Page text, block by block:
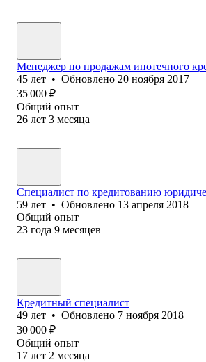
Менеджер по продажам ипотечного
45 лет • Обновлено 20 ноября 2017
35 000 ₽
Общий опыт
26 лет 3 месяца
Специалист по кредитованию
59 лет • Обновлено 13 апреля 2018
Общий опыт
23 года 9 месяцев
Кредитный специалист
49 лет • Обновлено 7 ноября 2018
30 000 ₽
Общий опыт
17 лет 2 месяца